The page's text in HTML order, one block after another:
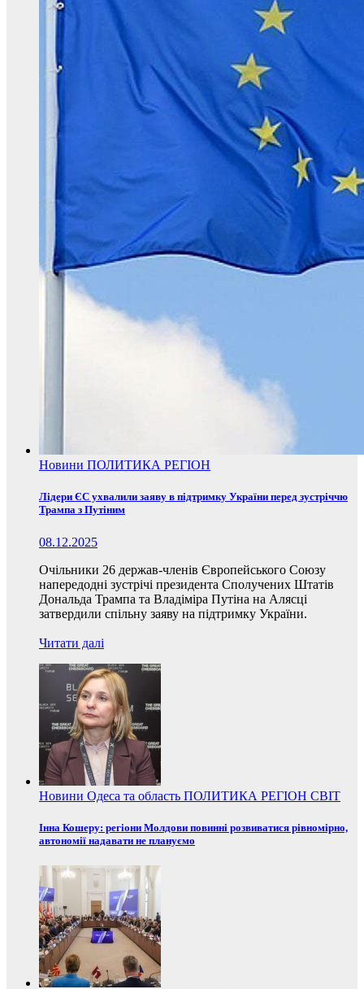
Новини ПОЛИТИКА РЕГІОН
Лідери ЄС ухвалили заяву в підтримку України перед зустріччю
Трампа з Путіним
08.12.2025
Очільники 26 держав-членів Європейського Союзу
напередодні зустрічі президента Сполучених Штатів
Дональда Трампа та Владіміра Путіна на Алясці
затвердили спільну заяву на підтримку України.
Читати далі
Новини Одеса та область ПОЛИТИКА РЕГІОН СВІТ
Інна Кошеру: регіони Молдови повинні розвиватися рівномірно,
автономії надавати не плануємо